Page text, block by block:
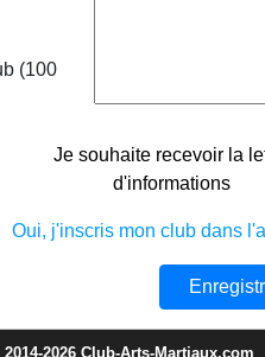
(100
Je souhaite recevoir la
d'informations
Oui, j'inscris mon club dans
2026 Club-Arts-Martiaux.com